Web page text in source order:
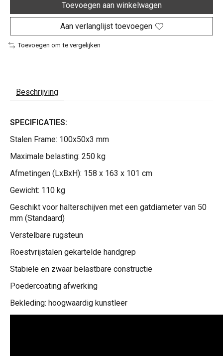
Toevoegen aan winkelwagen
Aan verlanglijst toevoegen
Toevoegen om te vergelijken
Beschrijving
SPECIFICATIES:
Stalen Frame: 100x50x3 mm
Maximale belasting: 250 kg
Afmetingen (LxBxH): 158 x 163 x 101 cm
Gewicht: 110 kg
Geschikt voor halterschijven met een gatdiameter van 50
mm (Standaard)
Verstelbare rugsteun
Roestvrijstalen gekartelde handgrep
Stabiele en zwaar belastbare constructie
Poedercoating afwerking
Bekleding: hoogwaardig kunstleer